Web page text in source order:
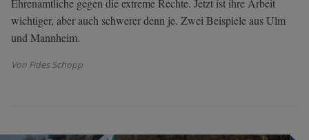
Ehrenamtliche gegen die extreme Rechte. Jetzt ist ihre Arbeit
wichtiger, aber auch schwerer denn je. Zwei Beispiele aus Ulm
und Mannheim.
Von Fides Schopp